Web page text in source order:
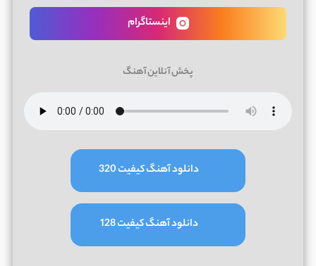
اینستاگرام
پخش آنلاین آهنگ
دانلود آهنگ کیفیت 320
دانلود آهنگ کیفیت 128